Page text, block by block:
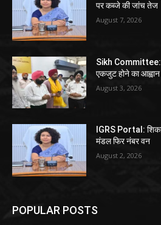
पर कब्जे की जांच तेज
August 7, 2026
Sikh Committee:
एकजुट होने का आह्वान
August 3, 2026
IGRS Portal:
मंडल फिर नंबर वन
August 2, 2026
POPULAR POSTS